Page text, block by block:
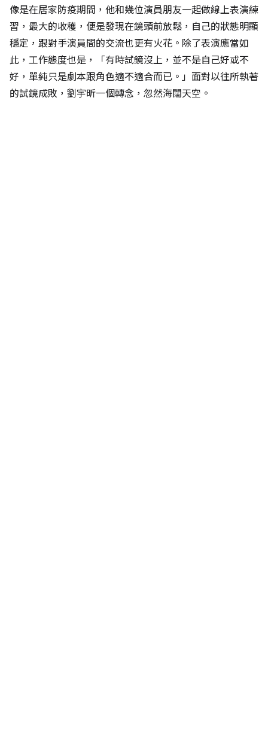
像是在居家防疫期間，他和幾位演員朋友一起做線上表演練
習，最大的收穫，便是發現在鏡頭前放鬆，自己的狀態明顯
穩定，跟對手演員間的交流也更有火花。除了表演應當如
此，工作態度也是，「有時試鏡沒上，並不是自己好或不
好，單純只是劇本跟角色適不適合而已。」面對以往所執著
的試鏡成敗，劉宇昕一個轉念，忽然海闊天空。